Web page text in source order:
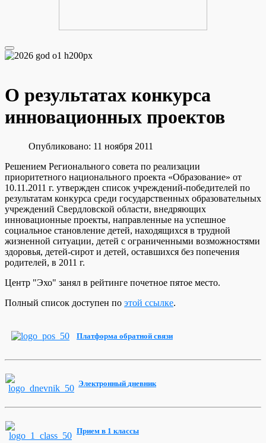
О результатах конкурса
инновационных проектов
Опубликовано: 11 ноября 2011
Решением Регионального совета по реализации
приоритетного национального проекта «Образование» от
10.11.2011 г. утвержден список учреждений-победителей по
результатам конкурса среди государственных образовательных
учреждений Свердловской области, внедряющих
инновационные проекты, направленные на успешное
социальное становление детей, находящихся в трудной
жизненной ситуации, детей с ограниченными возможностями
здоровья, детей-сирот и детей, оставшихся без попечения
родителей, в 2011 г.
Центр "Эхо" занял в рейтинге почетное пятое место.
Полный список доступен по этой ссылке.
Платформа обратной связи
Электронный дневник
Прием в 1 классы